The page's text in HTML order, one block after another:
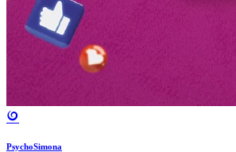
PsychoSimona